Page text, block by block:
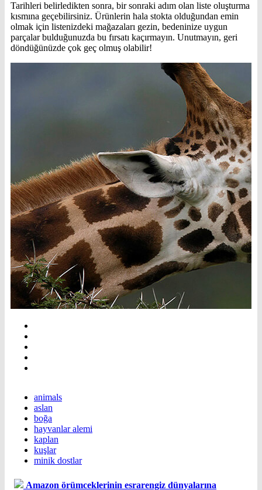
Tarihleri belirledikten sonra, bir sonraki adım olan liste oluşturma
kısmına geçebilirsiniz. Ürünlerin hala stokta olduğundan emin
olmak için listenizdeki mağazaları gezin, bedeninize uygun
parçalar bulduğunuzda bu fırsatı kaçırmayın. Unutmayın, geri
döndüğünüzde çok geç olmuş olabilir!
animals
aslan
boğa
hayvanlar alemi
kaplan
kuşlar
minik dostlar
Amazon örümceklerinin esrarengiz dünyalarına